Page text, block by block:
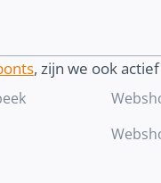
, zijn we ook